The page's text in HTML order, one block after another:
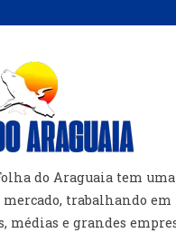
do Araguaia tem
mercado, trabalhando em
médias e grandes